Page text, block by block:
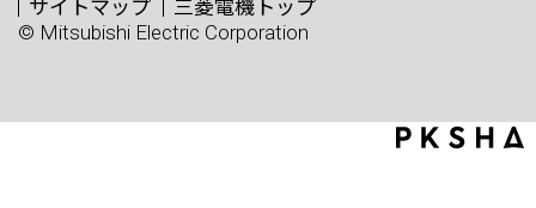
© Mitsubishi Electric Corporation